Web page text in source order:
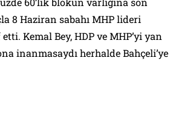
8 Haziran sabahı MHP lideri
Kemal Bey, HDP ve MHP’yi yan
inanmasaydı herhalde Bahçeli’ye